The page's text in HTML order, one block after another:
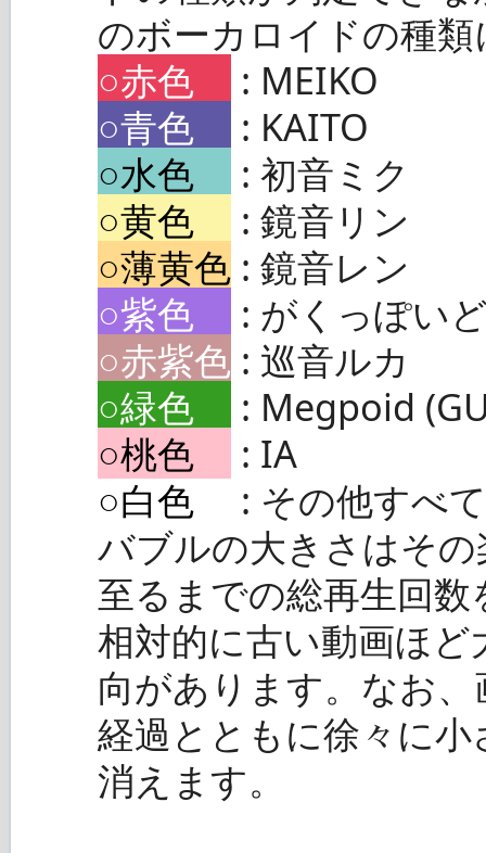
のボーカロイドの種
○赤色
: MEIKO
○青色
: KAITO
○水色
: 初音ミク
○黄色
: 鏡音リン
○薄黄色 : 鏡音レン
○紫色
: がくっぽい
○赤紫色 : 巡音ルカ
○緑色
: Megpoid
○桃色
: IA
○白色
: その他すべて
バブルの大きさはそ
至るまでの総再生回
相対的に古い動画ほ
向があります。なお
経過とともに徐々に
消えます。